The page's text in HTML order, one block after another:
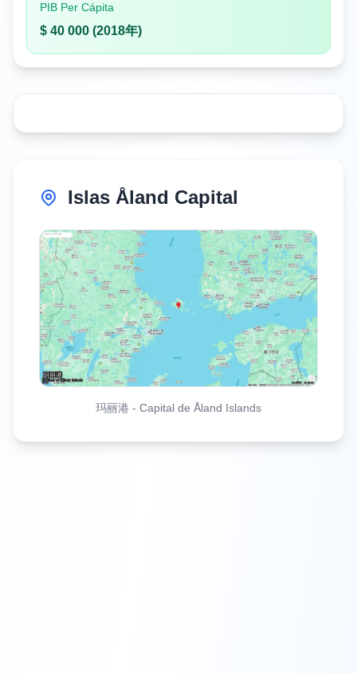
PIB Per Cápita
$ 40 000 (2018年)
Islas Åland Capital
玛丽港 - Capital de Åland Islands